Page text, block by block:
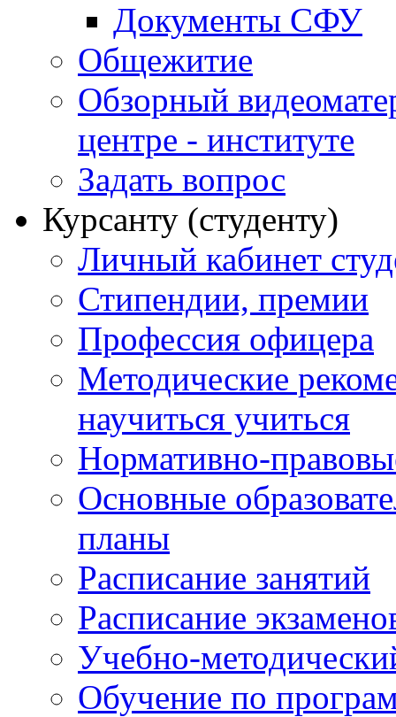
Документы СФУ
Общежитие
Обзорный
центре - институте
Задать вопрос
Курсанту (студенту)
Личный кабинет
Стипендии, премии
Профессия офицера
Методические
научиться учиться
Нормативно-
Основные
планы
Расписание занятий
Расписание
Учебно-
Обучение по